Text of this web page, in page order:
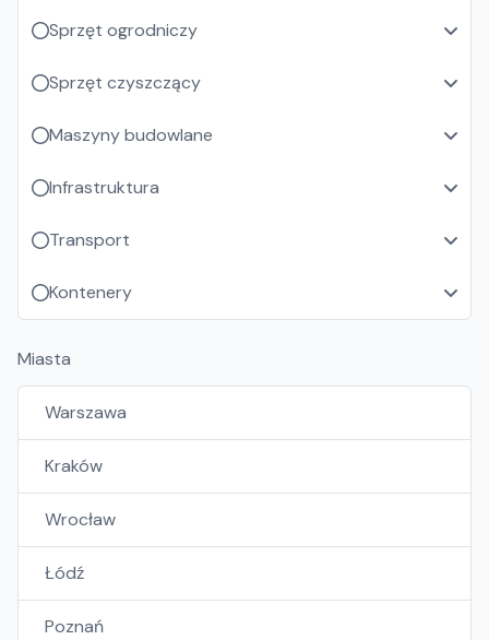
Sprzęt ogrodniczy
Sprzęt czyszczący
Maszyny budowlane
Infrastruktura
Transport
Kontenery
Miasta
Warszawa
Kraków
Wrocław
Łódź
Poznań